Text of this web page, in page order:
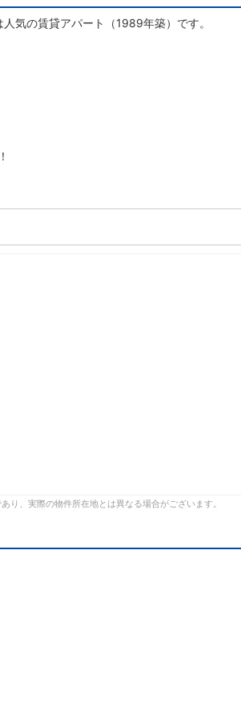
気の賃貸アパート（1989年築）です。
り、実際の物件所在地とは異なる場合がございます。